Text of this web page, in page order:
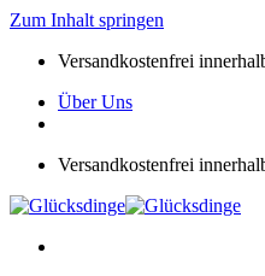
Zum Inhalt springen
Versandkostenfrei
Über Uns
Versandkostenfrei